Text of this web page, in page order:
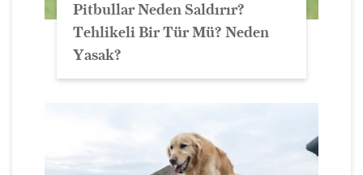
Pitbullar Neden Saldırır?
Tehlikeli Bir Tür Mü? Neden
Yasak?